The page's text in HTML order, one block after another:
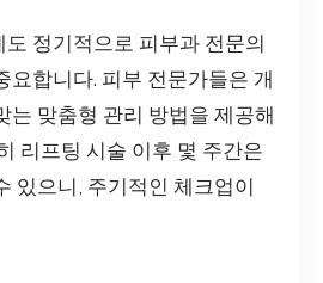
정기적으로 피부과 전문의
요합니다. 피부 전문가들은 개
는 맞춤형 관리 방법을 제공해
리프팅 시술 이후 몇 주간은
있으니, 주기적인 체크업이